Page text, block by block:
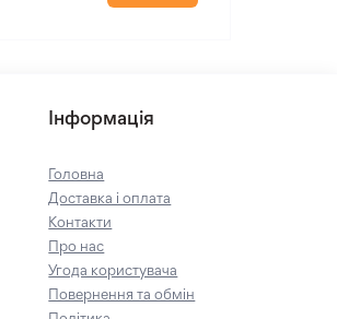
Інформація
Головна
Доставка і оплата
Контакти
Про нас
Угода користувача
Повернення та обмін